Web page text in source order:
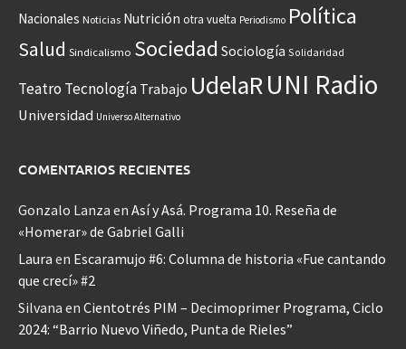
Nacionales Noticias Nutrición otra vuelta Periodismo Política
Salud Sindicalismo Sociedad Sociología Solidaridad
Teatro Tecnología Trabajo UdelaR UNI Radio
Universidad Universo Alternativo
COMENTARIOS RECIENTES
Gonzalo Lanza en Así y Asá. Programa 10. Reseña de
«Homerar» de Gabriel Galli
Laura en Escaramujo #6: Columna de historia «Fue cantando
que crecí» #2
Silvana en Cientotrés PIM – Decimoprimer Programa, Ciclo
2024: “Barrio Nuevo Viñedo, Punta de Rieles”